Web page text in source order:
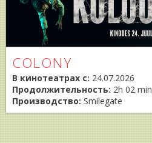
COLONY
В кинотеатрах с: 24.07.2026
Продолжительность: 2h 02 min
Производство: Smilegate